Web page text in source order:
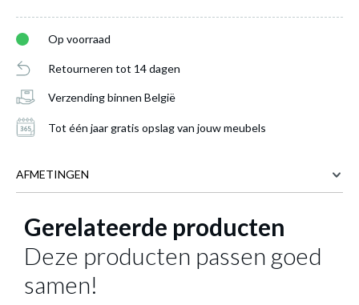
Op voorraad
Retourneren tot 14 dagen
Verzending binnen België
Tot één jaar gratis opslag van jouw meubels
AFMETINGEN
BREEDTE 47 cm
6 cm
HOOGTE 6 cm
Meer afmetingen
Gerelateerde producten
Deze producten passen goed
samen!Deegrol BAKERY Hout
is toegevoegd aan je
winkelmandje